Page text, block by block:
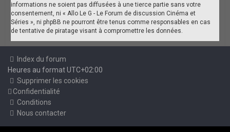
informations ne soient pas diffusées à une tierce partie sans votre
consentement, ni « Allo Le G - Le Forum de discussion Cinéma et
Séries », ni phpBB ne pourront être tenus comme responsables en cas
de tentative de piratage visant à compromettre les données.
Index du forum
Heures au formatUTC+02:00
Supprimer les cookies
Confidentialité
Conditions
Nous contacter